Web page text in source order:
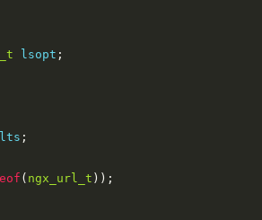
(( in_port_t ) n
lsopt ;
;
( ngx_url_t ));